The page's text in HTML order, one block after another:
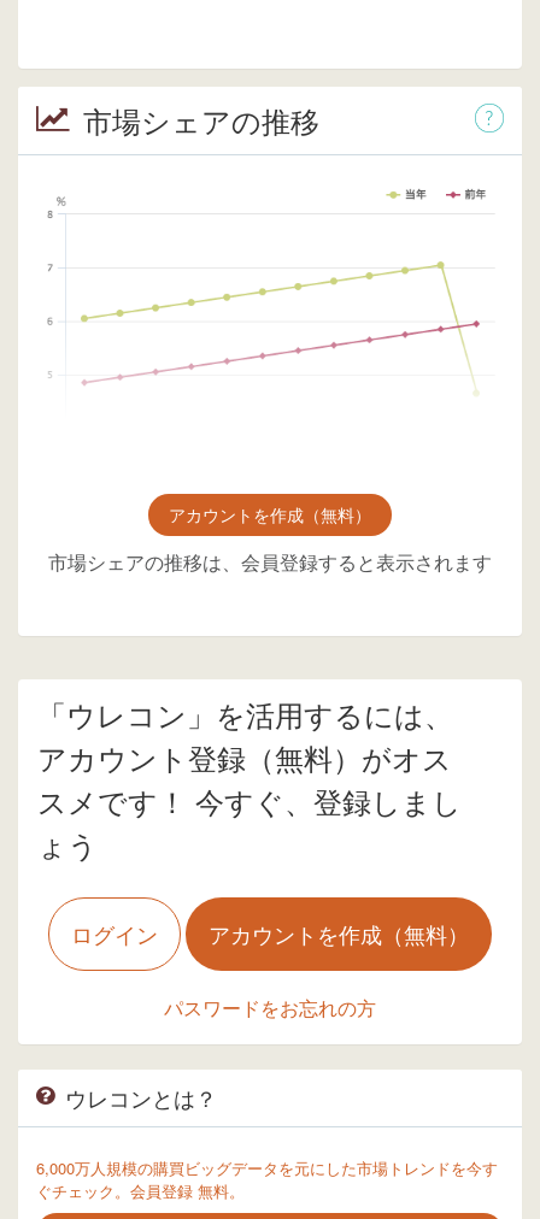
市場シェアの推移
アカウントを作成（無料）
市場シェアの推移は、会員登録すると表示されます
「ウレコン」を活用するには、
アカウント登録（無料）がオス
スメです！ 今すぐ、登録しまし
ょう
ログイン アカウントを作成（無料）
パスワードをお忘れの方
ウレコンとは？
6,000万人規模の購買ビッグデータを元にした市場トレンドを今す
ぐチェック。会員登録 無料。